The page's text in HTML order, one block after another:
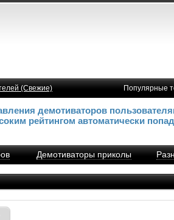
(Свежие) Популярные
демотиваторов
рейтингом автоматически
Демотиваторы приколы